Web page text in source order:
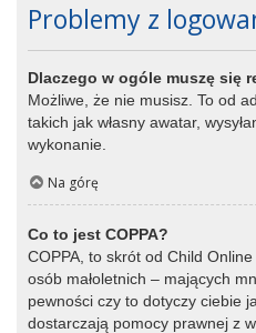
Problemy z
Dlaczego w ogóle muszę się
Możliwe, że nie musisz. To od
takich jak własny awatar,
wykonanie.
Na górę
Co to jest COPPA?
COPPA, to skrót od Child
osób małoletnich – mających
pewności czy to dotyczy ciebie
dostarczają pomocy prawnej z